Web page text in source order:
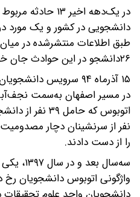
در یک‌دهه اخیر
دانشجویی در کشور و یک مورد
طبق اطلاعات منتشرشده در
۲۶دانشجو در این حوادث جان خود را از دست داده‌اند:
۱۵ آذرماه ۹۴ سرویس
در مسیر اصفهان به‌سمت
نفر از سرنشینان دچار
را از دست دادند.
سه‌سال
واژگونی اتوبوس دانشجویان رخ